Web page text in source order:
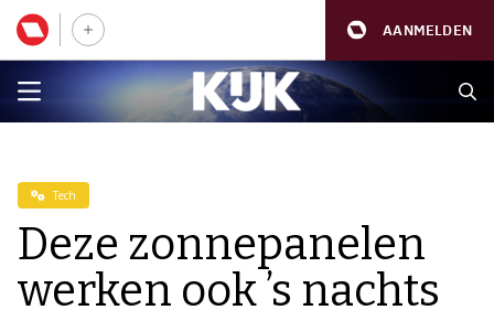
AANMELDEN
Tech
Deze zonnepanelen
werken ook ’s nachts